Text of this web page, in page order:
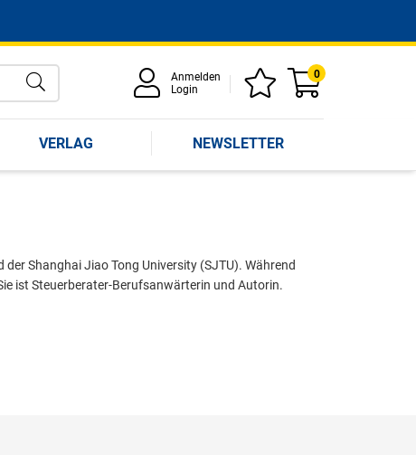
Anmelden
Login
0
VERLAG NEWSLETTER
Shanghai Jiao Tong University (SJTU). Während
ist Steuerberater-Berufsanwärterin und Autorin.